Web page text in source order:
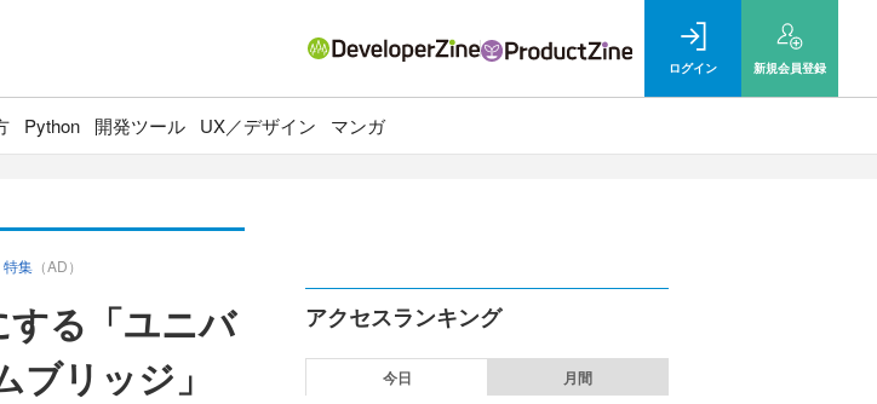
ログイン 新規会員登録
Python 開発ツール UX／デザイン マンガ
集 （AD）
する「ユニバ
リッジ」
アクセスランキング
今日 月間